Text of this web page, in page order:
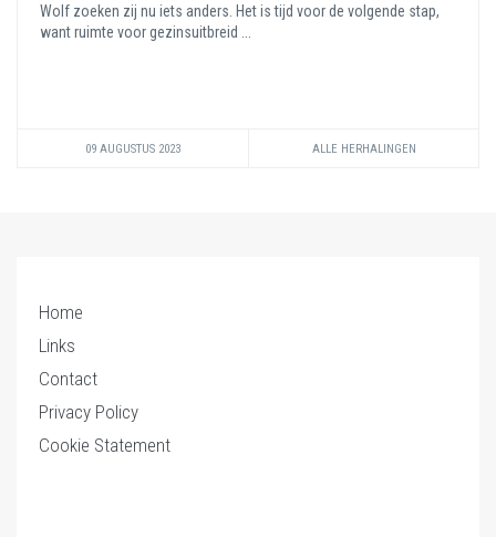
Wolf zoeken zij nu iets anders. Het is tijd voor de volgende stap,
want ruimte voor gezinsuitbreid ...
09 AUGUSTUS 2023 ALLE HERHALINGEN
Home
Links
Contact
Privacy Policy
Cookie Statement